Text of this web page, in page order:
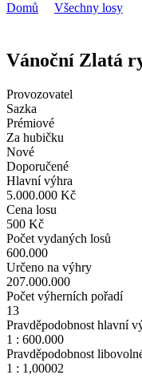
Domů Všechny losy
Vánoční Zlatá
Provozovatel
Sazka
Prémiové
Za hubičku
Nové
Doporučené
Hlavní výhra
5.000.000 Kč
Cena losu
500 Kč
Počet vydaných losů
600.000
Určeno na výhry
207.000.000
Počet výherních pořadí
13
Pravděpodobnost hlavní
1 : 600.000
Pravděpodobnost
1 : 1,00002